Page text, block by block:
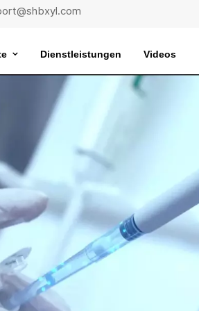
Dienstleistungen Videos